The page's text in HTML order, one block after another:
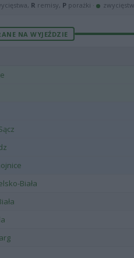
R remisy, P porażki ·
NA WYJEŹDZIE
Biała